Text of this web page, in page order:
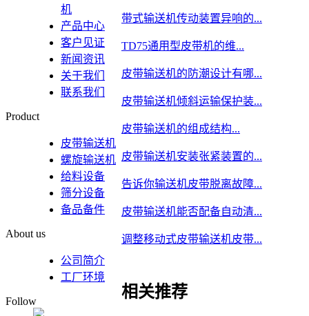
带式输送机传动装置异响的...
TD75通用型皮带机的维...
皮带输送机的防潮设计有哪...
皮带输送机倾斜运输保护装...
皮带输送机的组成结构...
皮带输送机安装张紧装置的...
告诉你输送机皮带脱离故障...
皮带输送机能否配备自动清...
调整移动式皮带输送机皮带...
相关推荐
机
产品中心
客户见证
新闻资讯
关于我们
联系我们
Product
皮带输送机
螺旋输送机
给料设备
筛分设备
备品备件
About us
公司简介
工厂环境
Follow